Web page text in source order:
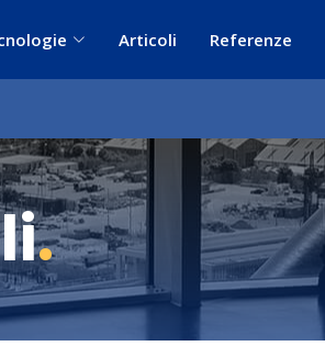
Articoli Referenze
.